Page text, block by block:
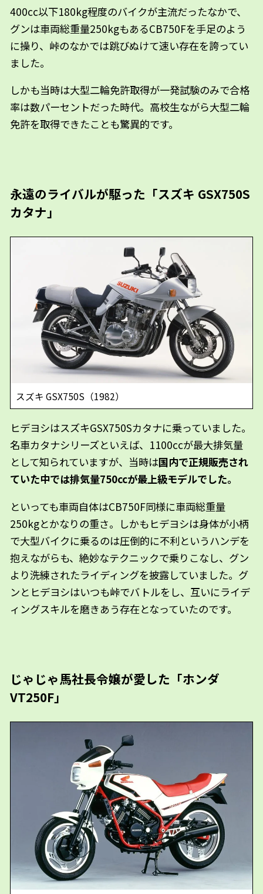
400cc以下180kg程度のバイクが主流だったなかで、
グンは車両総重量250kgもあるCB750Fを手足のよう
に操り、峠のなかでは跳びぬけて速い存在を誇ってい
ました。
しかも当時は大型二輪免許取得が一発試験のみで合格
率は数パーセントだった時代。高校生ながら大型二輪
免許を取得できたことも驚異的です。
永遠のライバルが駆った「スズキ GSX750S
カタナ」
スズキ GSX750S（1982）
ヒデヨシはスズキGSX750Sカタナに乗っていました。
名車カタナシリーズといえば、1100ccが最大排気量
として知られていますが、当時は国内で正規販売され
ていた中では排気量750ccが最上級モデルでした。
といっても車両自体はCB750F同様に車両総重量
250kgとかなりの重さ。しかもヒデヨシは身体が小柄
で大型バイクに乗るのは圧倒的に不利というハンデを
抱えながらも、絶妙なテクニックで乗りこなし、グン
より洗練されたライディングを披露していました。グ
ンとヒデヨシはいつも峠でバトルをし、互いにライデ
ィングスキルを磨きあう存在となっていたのです。
じゃじゃ馬社長令嬢が愛した「ホンダ
VT250F」